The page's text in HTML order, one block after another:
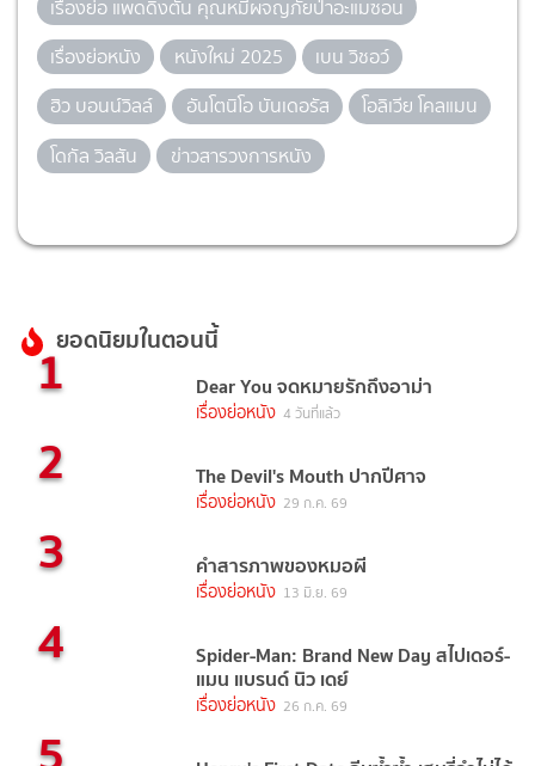
เรื่องย่อ แพดดิงตัน คุณหมีผจญภัยป่าอะแมซอน
เรื่องย่อหนัง
หนังใหม่ 2025
เบน วิชอว์
ฮิว บอนน์วิลล์
อันโตนิโอ บันเดอรัส
โอลิเวีย โคลแมน
โดกัล วิลสัน
ข่าวสารวงการหนัง
ยอดนิยมในตอนนี้
1 Dear You จดหมายรักถึงอาม่า
เรื่องย่อหนัง 4 วันที่แล้ว
2 The Devil's Mouth ปากปีศาจ
เรื่องย่อหนัง 29 ก.ค. 69
3 คำสารภาพของหมอผี
เรื่องย่อหนัง 13 มิ.ย. 69
4 Spider-Man: Brand New Day สไปเดอร์-
แมน แบรนด์ นิว เดย์
เรื่องย่อหนัง 26 ก.ค. 69